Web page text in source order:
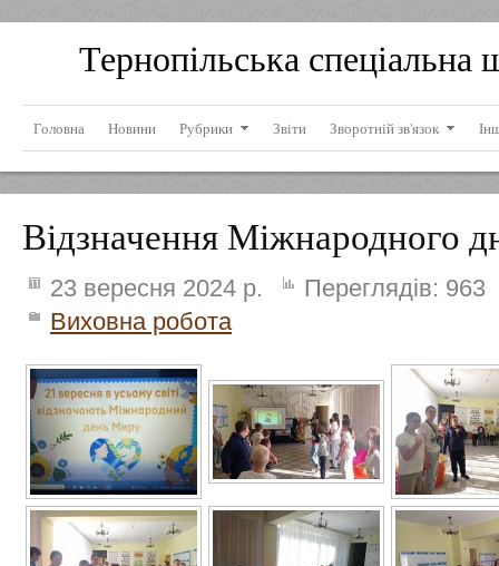
Тернопільська спеціальна
Головна Новини Рубрики Звіти Зворотній зв'язок
Відзначення Міжнародного
23 вересня 2024 р. Переглядів: 963
Виховна робота